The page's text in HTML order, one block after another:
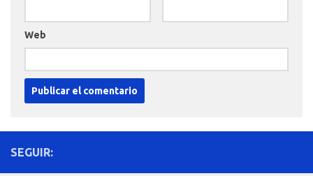
Web
SEGUIR: